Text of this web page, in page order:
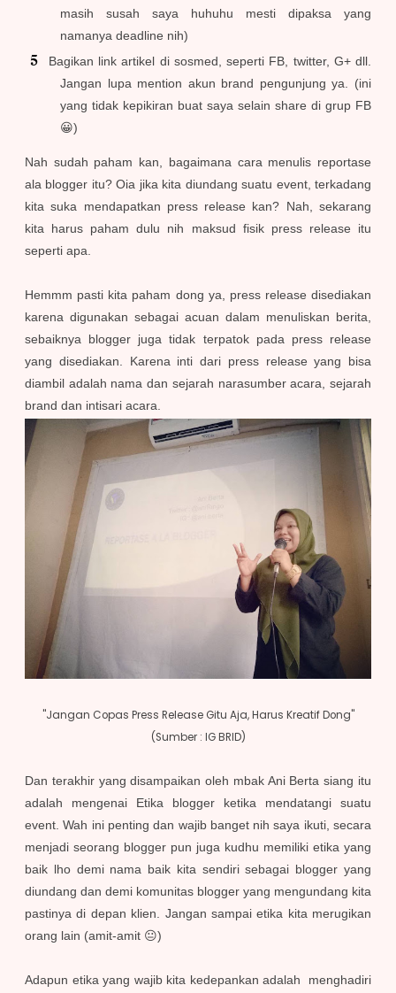
masih susah saya huhuhu mesti dipaksa yang
namanya deadline nih)
Bagikan link artikel di sosmed, seperti FB, twitter, G+ dll.
Jangan lupa mention akun brand pengunjung ya. (ini
yang tidak kepikiran buat saya selain share di grup FB
😀)
Nah sudah paham kan, bagaimana cara menulis reportase
ala blogger itu? Oia jika kita diundang suatu event, terkadang
kita suka mendapatkan press release kan? Nah, sekarang
kita harus paham dulu nih maksud fisik press release itu
seperti apa.
Hemmm pasti kita paham dong ya, press release disediakan
karena digunakan sebagai acuan dalam menuliskan berita,
sebaiknya blogger juga tidak terpatok pada press release
yang disediakan. Karena inti dari press release yang bisa
diambil adalah nama dan sejarah narasumber acara, sejarah
brand dan intisari acara.
"Jangan Copas Press Release Gitu Aja, Harus Kreatif Dong"
(Sumber : IG BRID)
Dan terakhir yang disampaikan oleh mbak Ani Berta siang itu
adalah mengenai Etika blogger ketika mendatangi suatu
event. Wah ini penting dan wajib banget nih saya ikuti, secara
menjadi seorang blogger pun juga kudhu memiliki etika yang
baik lho demi nama baik kita sendiri sebagai blogger yang
diundang dan demi komunitas blogger yang mengundang kita
pastinya di depan klien. Jangan sampaietika kita merugikan
orang lain (amit-amit 😐)
Adapun etika yang wajib kita kedepankan adalah menghadiri